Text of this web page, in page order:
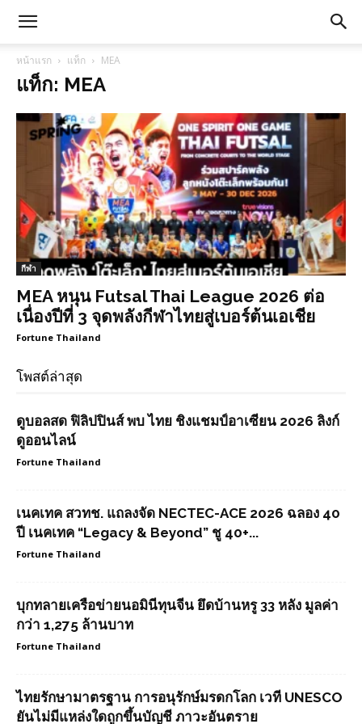
หน้าแรก แท็ก MEA
แท็ก: MEA
กีฬา
MEA หนุน Futsal Thai League 2026 ต่อ
เนื่องปีที่ 3 จุดพลังกีฬาไทยสู่เบอร์ต้นเอเชีย
Fortune Thailand
โพสต์ล่าสุด
ดูบอลสด ฟิลิปปินส์ พบ ไทย ชิงแชมป์อาเซียน 2026 ลิงก์
ดูออนไลน์
Fortune Thailand
เนคเทค สวทช. แถลงจัด NECTEC-ACE 2026 ฉลอง 40
ปี เนคเทค “Legacy & Beyond” ชู 40+...
Fortune Thailand
บุกทลายเครือข่ายนอมินีทุนจีน ยึดบ้านหรู 33 หลัง มูลค่า
กว่า 1,275 ล้านบาท
Fortune Thailand
ไทยรักษามาตรฐาน การอนุรักษ์มรดกโลก เวที UNESCO
ยันไม่มีแหล่งใดถูกขึ้นบัญชี ภาวะอันตราย